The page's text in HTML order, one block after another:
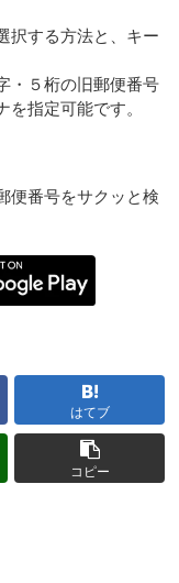
択する方法と、キー
・５桁の旧郵便番号
指定可能です。
便番号をサクッと検
はてブ
コピー